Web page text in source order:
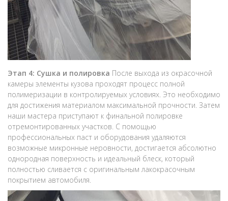
Этап 4: Сушка и полировка После выхода из окрасочной
камеры элементы кузова проходят процесс полной
полимеризации в контролируемых условиях. Это необходимо
для достижения материалом максимальной прочности. Затем
наши мастера приступают к финальной полировке
отремонтированных участков. С помощью
профессиональных паст и оборудования удаляются
возможные микронные неровности, достигается абсолютно
однородная поверхность и идеальный блеск, который
полностью сливается с оригинальным лакокрасочным
покрытием автомобиля.